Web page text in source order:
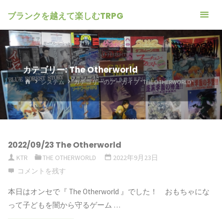
ブランクを越えて楽しむTRPG
カテゴリー: The Otherworld
ホ
ム
システム カテゴリーのアーカイブ "THE OTHERWORLD"
2022/09/23 The Otherworld
KTR THE OTHERWORLD
2022年9月23日
コメントを残す
本日はオンセで『 The Otherworld 』でした！ おもちゃにな
って子どもを闇から守るゲーム …